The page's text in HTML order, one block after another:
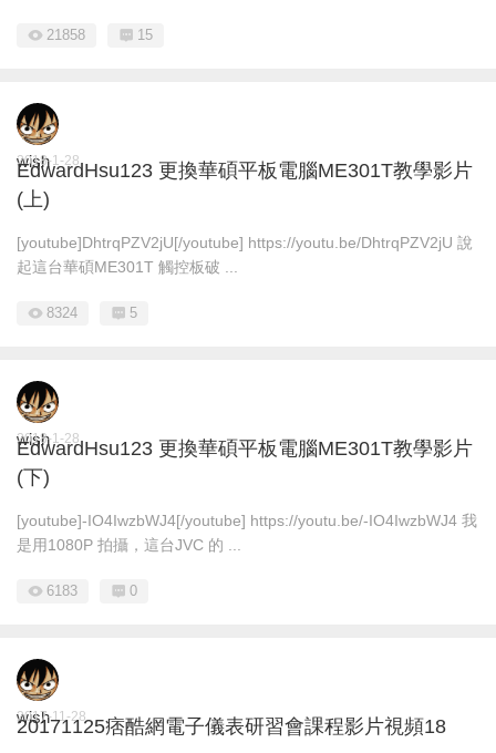
21858 15
wish
2018-1-28
EdwardHsu123 更換華碩平板電腦ME301T教學影片
(上)
[youtube]DhtrqPZV2jU[/youtube] https://youtu.be/DhtrqPZV2jU 說
起這台華碩ME301T 觸控板破 ...
8324 5
wish
2018-1-28
EdwardHsu123 更換華碩平板電腦ME301T教學影片
(下)
[youtube]-IO4IwzbWJ4[/youtube] https://youtu.be/-IO4IwzbWJ4 我
是用1080P 拍攝，這台JVC 的 ...
6183 0
wish
2017-11-28
20171125痞酷網電子儀表研習會課程影片視頻18